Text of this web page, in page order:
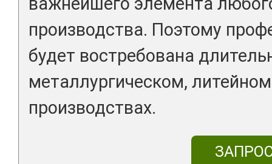
производства. Поэтому
будет востребована
металлургическом,
производствах.